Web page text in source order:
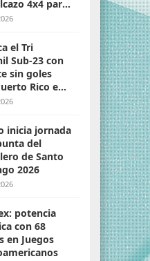
4x4 para
el Tri
Sub-23 con
sin goles
Rico en
2026
inicia jornada
del
de Santo
2026
potencia
con 68
en Juegos